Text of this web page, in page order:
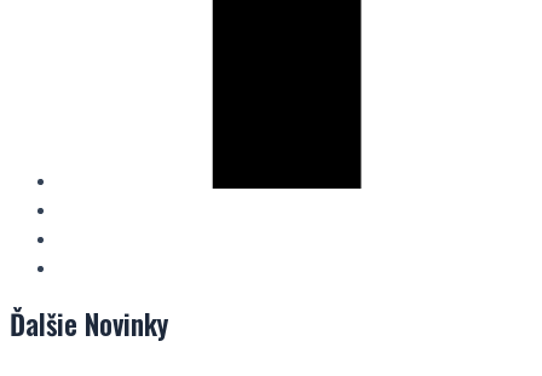
Ďalšie Novinky